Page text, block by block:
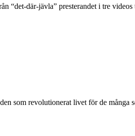
“det-där-jävla” presterandet i tre
som revolutionerat livet för de många